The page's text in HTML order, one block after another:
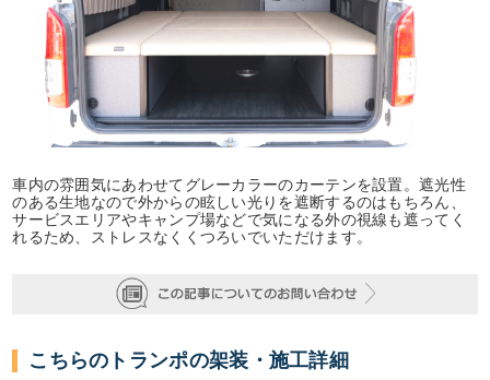
車内の雰囲気にあわせてグレーカラーのカーテンを設置。遮光性
のある生地なので外からの眩しい光りを遮断するのはもちろん、
サービスエリアやキャンプ場などで気になる外の視線も遮ってく
れるため、ストレスなくくつろいでいただけます。
こちらのトランポの架装・施工詳細